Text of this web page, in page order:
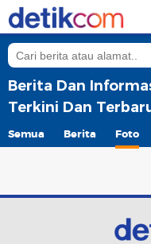
Berita Dan
Terkini Dan
Semua Berita Foto